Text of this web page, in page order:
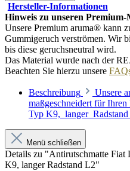
Hersteller-Informationen
Hinweis zu unseren Premium-
Unsere Premium aruma® kann
Gummigeruch verströmen. Wir
bis diese geruchsneutral wird.
Das Material wurde nach der
Beachten Sie hierzu unsere
Beschreibung
Unsere
maßgeschneidert für
Typ K9, langer
Menü schließen
Details zu "Antirutschmatte Fiat
K9, langer Radstand L2"